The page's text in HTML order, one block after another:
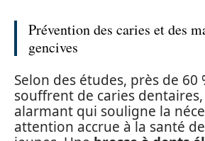
Prévention des caries et des
gencives
Selon des études, près de 60
souffrent de caries
alarmant qui souligne la
attention accrue à la santé